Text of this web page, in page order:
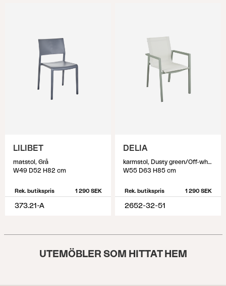
LILIBET
matstol, Grå
W49 D52 H82 cm
Rek. butikspris 1 290 SEK
373.21-A
DELIA
karmstol, Dusty green/Off-white
W55 D63 H85 cm
Rek. butikspris 1 290 SEK
2652-32-51
UTEMÖBLER SOM HITTAT HEM